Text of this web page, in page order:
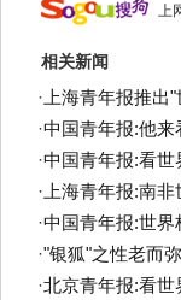
上
相关新闻
· 上海青年报推出
·中国青年报:他来
·中国青年报:看世
· 上海青年报:南
·中国青年报:世界
·"银狐"之性老而
·北京青年报:看世